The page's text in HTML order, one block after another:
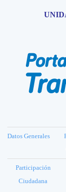
Datos Generales
Participación
Ciudadana